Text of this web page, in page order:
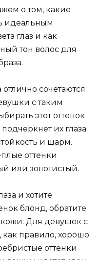
о том, какие
идеальным
глаз и как
тон волос для
сочетаются
с таким
этот оттенок
их глаза
и шарм.
оттенки
или золотистый.
и хотите
блонд, обратите
Для девушек с
правило, хорошо
оттенки